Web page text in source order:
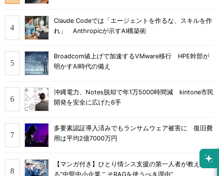
Claude Codeでは「エージェントを作るな、スキルを作
れ」 Anthropicが示すAI構築術
Broadcom値上げで加速するVMware移行 HPE幹部が
明かすAI時代の備え
沖縄電力、Notes脱却で年1万5000時間減 kintone市民
開発を安全に広げた6手
多要素認証導入済みでもランサムウェア被害に 復旧費
用は平均2億7000万円
【マンガ付き】ひとり情シス支援の第一人者が教え
る”中堅中小企業こそRAGを使うべき理由”